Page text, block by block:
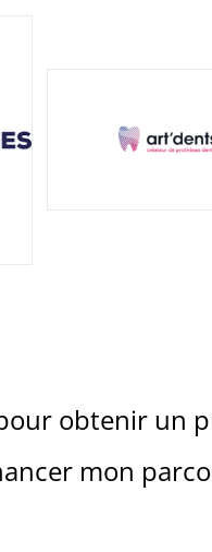
obtenir un
mon